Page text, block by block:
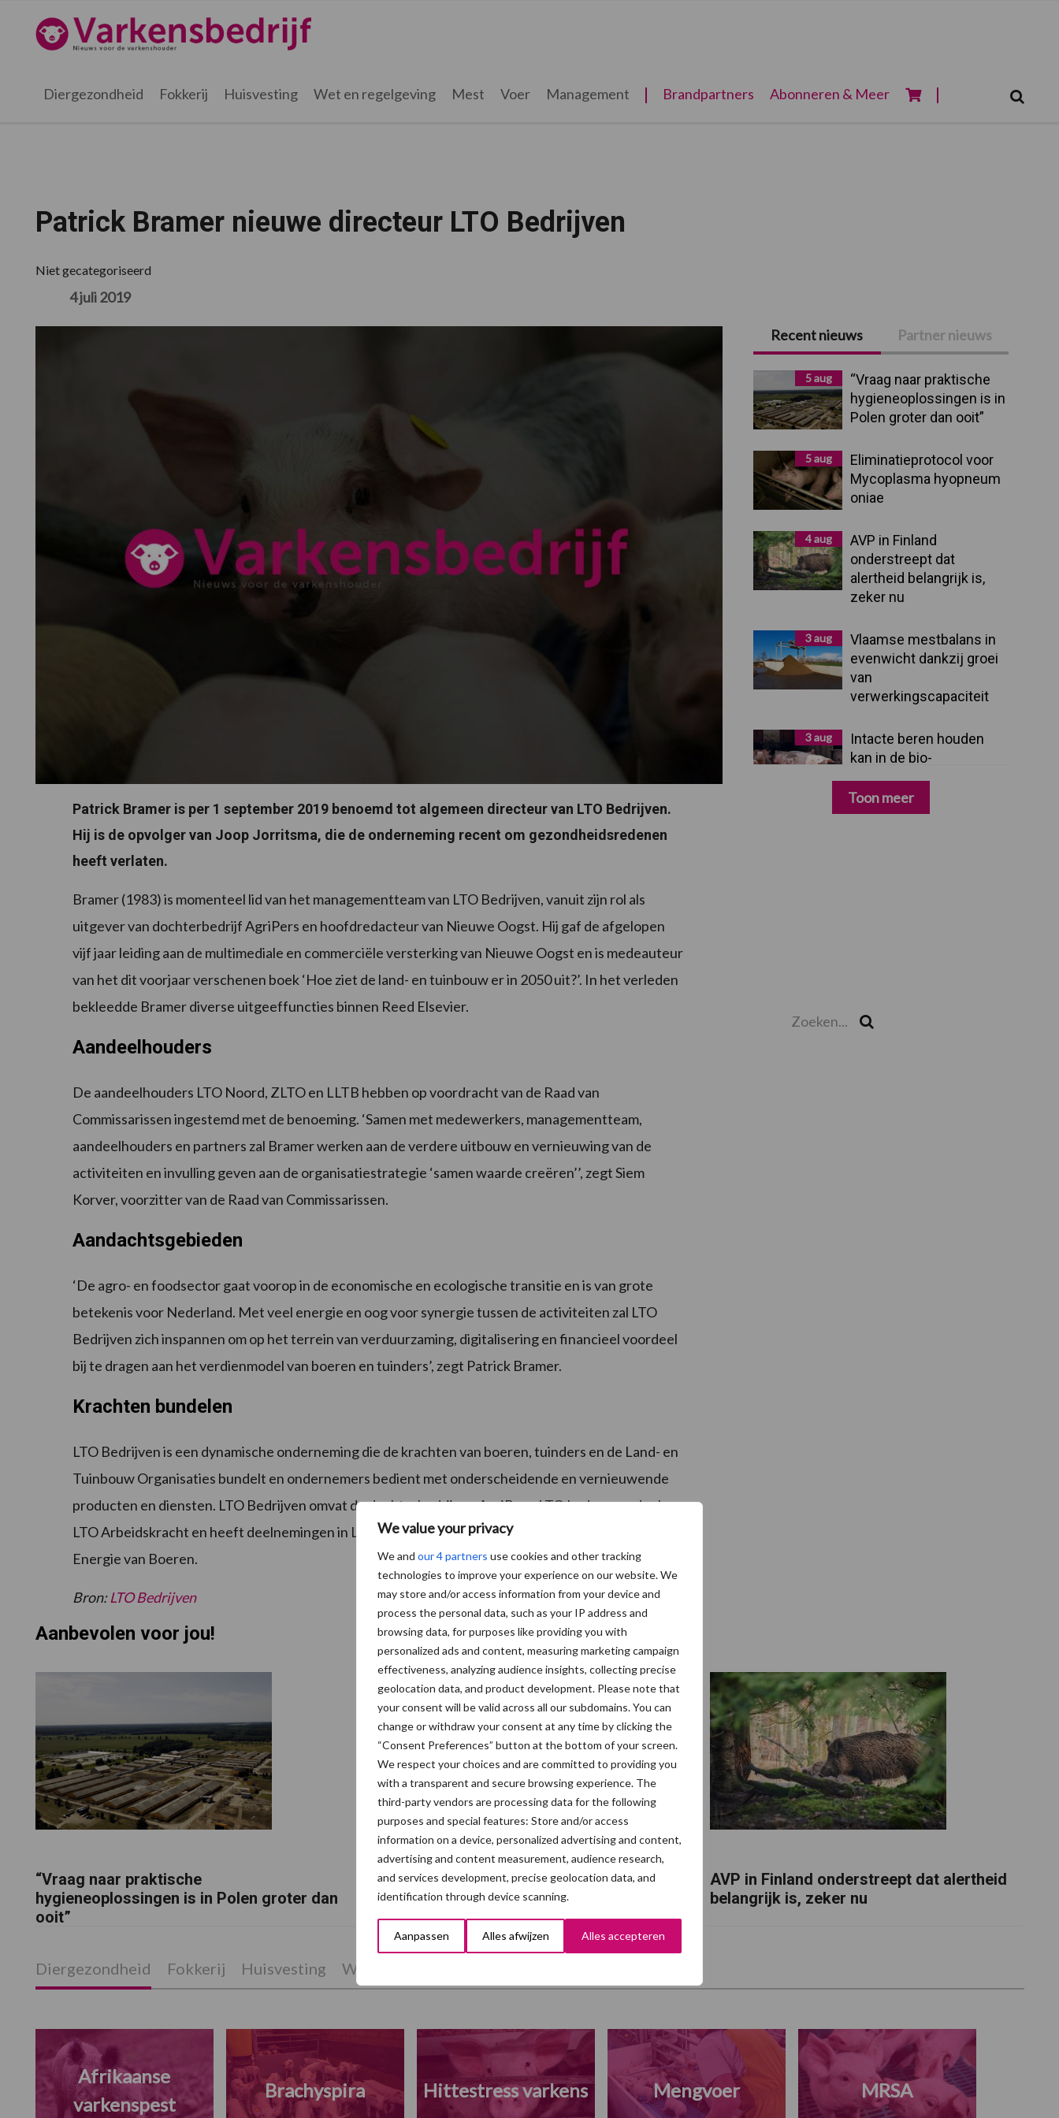
We value your privacy
We and our 4 partners use cookies and other tracking
technologies to improve your experience on our website. We
may store and/or access information from your device and
process the personal data, such as your IP address and
browsing data, for purposes like providing you with
personalized ads and content, measuring marketing campaign
effectiveness, analyzing audience insights, collecting precise
geolocation data, and product development. Please note that
your consent will be valid across all our subdomains. You can
change or withdraw your consent at any time by clicking the
“Consent Preferences” button at the bottom of your screen.
We respect your choices and are committed to providing you
with a transparent and secure browsing experience. The
third-party vendors are processing data for the following
purposes and special features: Store and/or access
information on a device, personalized advertising and content,
advertising and content measurement, audience research,
and services development, precise geolocation data, and
identification through device scanning.
Aanpassen Alles afwijzen Alles accepteren
hoofdnavigatie
hoofd
eerste
voettekst
Varkensbedrijf.nl
Diergezondheid Fokkerij Huisvesting Wet en regelgeving Mest Voer Management Brandpartners Abonneren & Meer
Patrick Bramer nieuwe directeur LTO Bedrijven
Niet gecategoriseerd
4 juli 2019
Patrick Bramer is per 1 september 2019 benoemd tot algemeen directeur van LTO Bedrijven.
Hij is de opvolger van Joop Jorritsma, die de onderneming recent om gezondheidsredenen
heeft verlaten.
Bramer (1983) is momenteel lid van het managementteam van LTO Bedrijven, vanuit zijn rol als
uitgever van dochterbedrijf AgriPers en hoofdredacteur van Nieuwe Oogst. Hij gaf de afgelopen
vijf jaar leiding aan de multimediale en commerciële versterking van Nieuwe Oogst en is medeauteur
van het dit voorjaar verschenen boek ‘Hoe ziet de land- en tuinbouw er in 2050 uit?’. In het verleden
bekleedde Bramer diverse uitgeeffuncties binnen Reed Elsevier.
Aandeelhouders
De aandeelhouders LTO Noord, ZLTO en LLTB hebben op voordracht van de Raad van
Commissarissen ingestemd met de benoeming. ‘Samen met medewerkers, managementteam,
aandeelhouders en partners zal Bramer werken aan de verdere uitbouw en vernieuwing van de
activiteiten en invulling geven aan de organisatiestrategie ‘samen waarde creëren’’, zegt Siem
Korver, voorzitter van de Raad van Commissarissen.
Aandachtsgebieden
‘De agro- en foodsector gaat voorop in de economische en ecologische transitie en is van grote
betekenis voor Nederland. Met veel energie en oog voor synergie tussen de activiteiten zal LTO
Bedrijven zich inspannen om op het terrein van verduurzaming, digitalisering en financieel voordeel
bij te dragen aan het verdienmodel van boeren en tuinders’, zegt Patrick Bramer.
Krachten bundelen
LTO Bedrijven is een dynamische onderneming die de krachten van boeren, tuinders en de Land- en
Tuinbouw Organisaties bundelt en ondernemers bedient met onderscheidende en vernieuwende
producten en diensten. LTO Bedrijven omvat de dochterbedrijven AgriPers, LTO Ledenvoordeel en
LTO Arbeidskracht en heeft deelnemingen in LTO Verzekeringen, GreenlinQdata, Bioscope en
Energie van Boeren.
Bron:LTO Bedrijven
Primaire
Sidebar
Recent nieuws Partner nieuws
5 aug
“Vraag naar praktische
hygieneoplossingen is in
Polen groter dan ooit”
5 aug
Eliminatieprotocol voor
Mycoplasma hyopneum
oniae
4 aug
AVP in Finland
onderstreept dat
alertheid belangrijk is,
zeker nu
3 aug
Vlaamse mestbalans in
evenwicht dankzij groei
van
verwerkingscapaciteit
3 aug
Intacte beren houden
kan in de bio-
dan moet alles kloppen
Toon meer
Aanbevolen voor jou!
“Vraag naar praktische
hygieneoplossingen is in Polen groter dan
ooit”
Eliminatieprotocol voor
Mycoplasma hyopneumoniae
AVP in Finland onderstreept dat alertheid
belangrijk is, zeker nu
Diergezondheid Fokkerij Huisvesting Wet en regelgeving
Afrikaanse
varkenspest
Brachyspira Hittestress varkens Mengvoer MRSA